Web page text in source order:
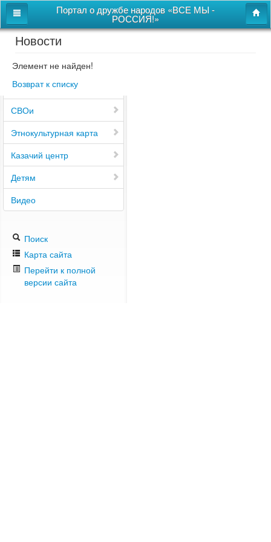
Портал о дружбе народов «ВСЕ МЫ -
РОССИЯ!»
Главная
Дом дружбы народов
Новости
СВОи
Этнокультурная карта
Казачий центр
Детям
Видео
Поиск
Карта сайта
Перейти к полной
версии сайта
Новости
Элемент не найден!
Возврат к списку